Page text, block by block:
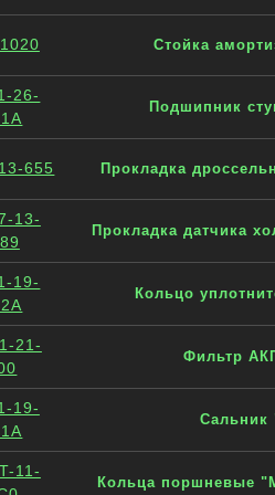
Стойка
26-
Подшипник
655 Прокладка
13-
Прокладка датчика
19-
Кольцо
21-
Фильтр
19-
Сальник
11-
Кольца поршневые